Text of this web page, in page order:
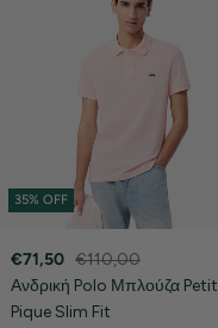
35% OFF
€71,50 €110,00
Ανδρική Polo Μπλούζα Petit
Pique Slim Fit